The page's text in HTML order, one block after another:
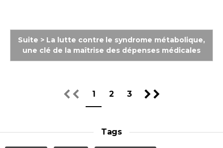
Suite > La lutte contre le syndrome métabolique,
une clé de la maîtrise des dépenses médicales
1 2 3
Tags